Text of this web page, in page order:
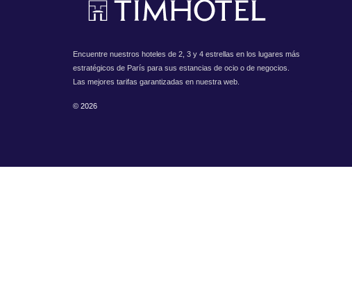
Encuentre nuestros hoteles de 2, 3 y 4 estrellas en los lugares más
estratégicos de París para sus estancias de ocio o de negocios.
Las mejores tarifas garantizadas en nuestra web.
© 2026